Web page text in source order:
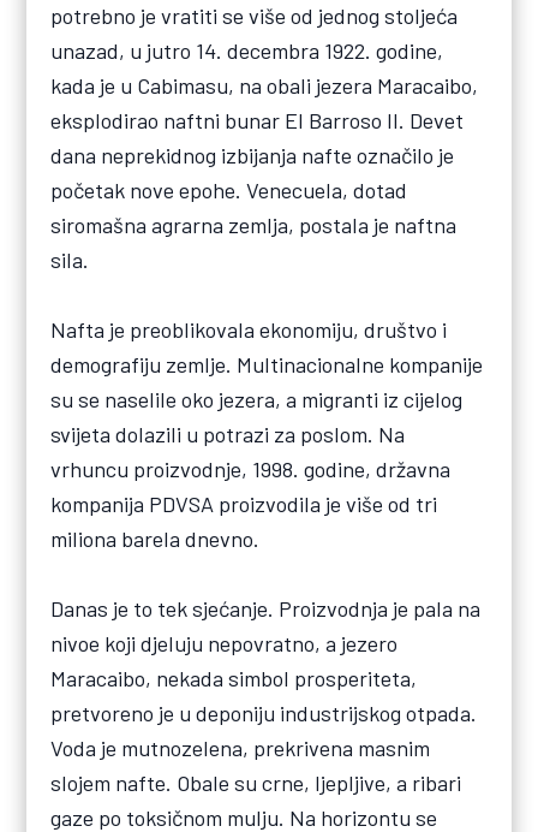
potrebno je vratiti se više od jednog stoljeća
unazad, u jutro 14. decembra 1922. godine,
kada je u Cabimasu, na obali jezera Maracaibo,
eksplodirao naftni bunar El Barroso II. Devet
dana neprekidnog izbijanja nafte označilo je
početak nove epohe. Venecuela, dotad
siromašna agrarna zemlja, postala je naftna
sila.
Nafta je preoblikovala ekonomiju, društvo i
demografiju zemlje. Multinacionalne kompanije
su se naselile oko jezera, a migranti iz cijelog
svijeta dolazili u potrazi za poslom. Na
vrhuncu proizvodnje, 1998. godine, državna
kompanija PDVSA proizvodila je više od tri
miliona barela dnevno.
Danas je to tek sjećanje. Proizvodnja je pala na
nivoe koji djeluju nepovratno, a jezero
Maracaibo, nekada simbol prosperiteta,
pretvoreno je u deponiju industrijskog otpada.
Voda je mutnozelena, prekrivena masnim
slojem nafte. Obale su crne, ljepljive, a ribari
gaze po toksičnom mulju. Na horizontu se